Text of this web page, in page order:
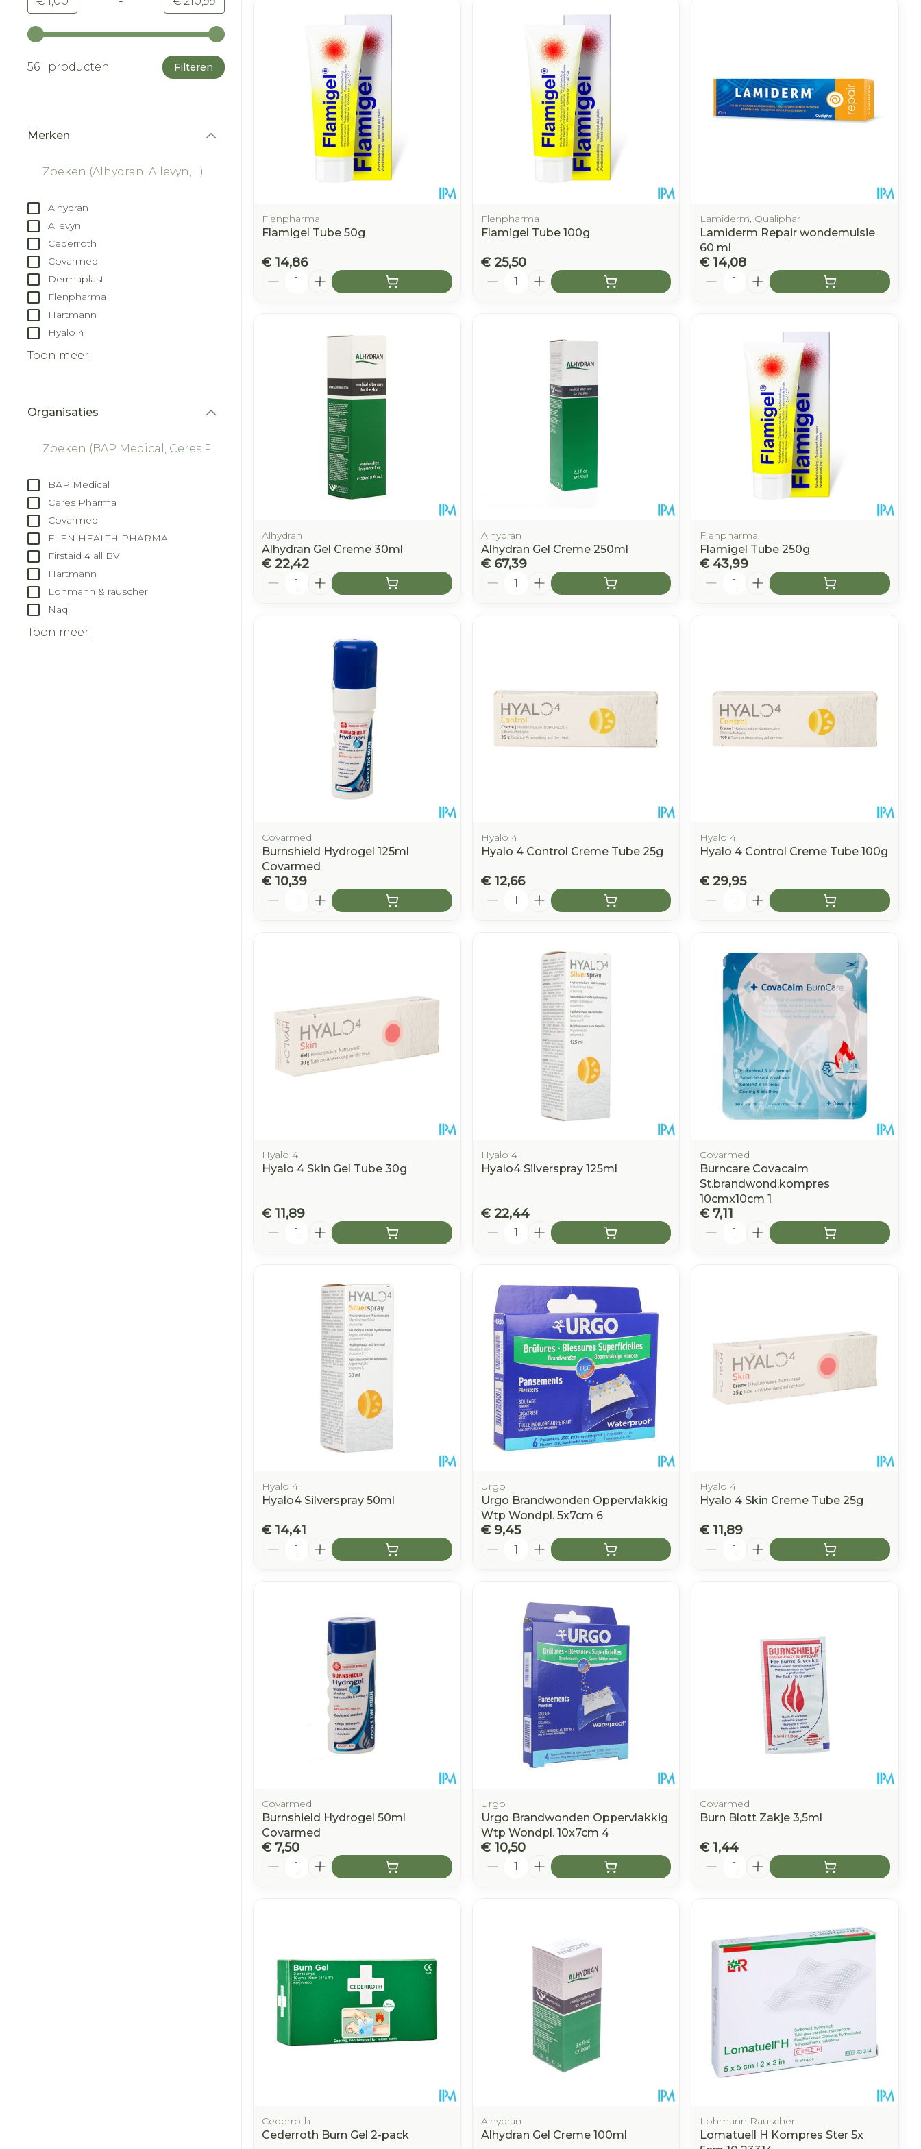
Gebruik de pijltjestoetsen links en rechts om de minimale en maximale prijswaarden aan te passen.
56 producten Filteren
Merken
Alhydran
Allevyn
Cederroth
Covarmed
Dermaplast
Flenpharma
Hartmann
Hyalo 4
Toon meer
Organisaties
BAP Medical
Ceres Pharma
Covarmed
FLEN HEALTH PHARMA
Firstaid 4 all BV
Hartmann
Lohmann & rauscher
Naqi
Toon meer
Flenpharma
Flamigel Tube 50g
€ 14,86
Aantal
Flenpharma
Flamigel Tube 100g
€ 25,50
Aantal
Lamiderm, Qualiphar
Lamiderm Repair wondemulsie
60 ml
€ 14,08
Aantal
Alhydran
Alhydran Gel Creme 30ml
€ 22,42
Aantal
Alhydran
Alhydran Gel Creme 250ml
€ 67,39
Aantal
Flenpharma
Flamigel Tube 250g
€ 43,99
Aantal
Covarmed
Burnshield Hydrogel 125ml
Covarmed
€ 10,39
Aantal
Hyalo 4
Hyalo 4 Control Creme Tube 25g
€ 12,66
Aantal
Hyalo 4
Hyalo 4 Control Creme Tube 100g
€ 29,95
Aantal
Hyalo 4
Hyalo 4 Skin Gel Tube 30g
€ 11,89
Aantal
Hyalo 4
Hyalo4 Silverspray 125ml
€ 22,44
Aantal
Covarmed
Burncare Covacalm
St.brandwond.kompres
10cmx10cm 1
€ 7,11
Aantal
Hyalo 4
Hyalo4 Silverspray 50ml
€ 14,41
Aantal
Urgo
Urgo Brandwonden Oppervlakkig
Wtp Wondpl. 5x7cm 6
€ 9,45
Aantal
Hyalo 4
Hyalo 4 Skin Creme Tube 25g
€ 11,89
Aantal
Covarmed
Burnshield Hydrogel 50ml
Covarmed
€ 7,50
Aantal
Urgo
Urgo Brandwonden Oppervlakkig
Wtp Wondpl. 10x7cm 4
€ 10,50
Aantal
Covarmed
Burn Blott Zakje 3,5ml
€ 1,44
Aantal
Cederroth
Cederroth Burn Gel 2-pack
Alhydran
Alhydran Gel Creme 100ml
Lohmann Rauscher
Lomatuell H Kompres Ster 5x